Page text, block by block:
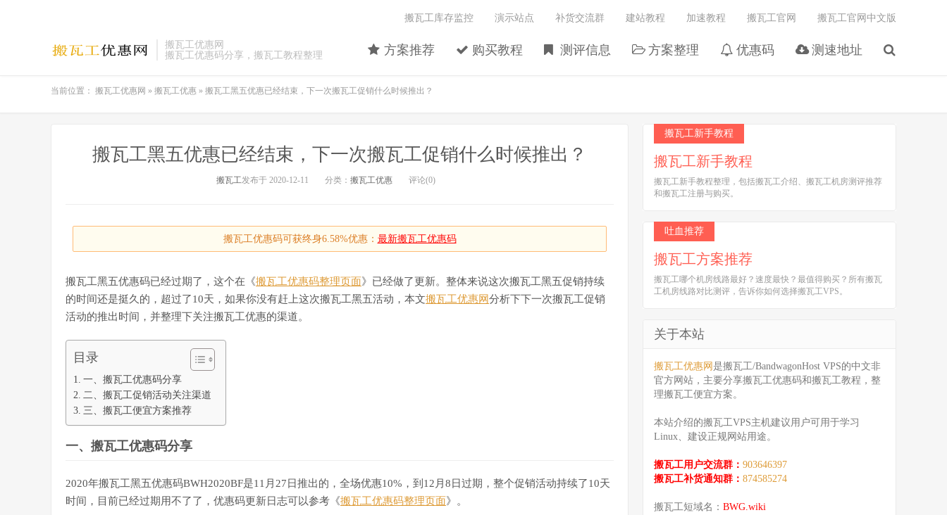
搬瓦工优惠网
搬瓦工优惠码分享，搬瓦工教程整理
方案推荐 购买教程 测评信息 方案整理 优惠码 测速地址
搬瓦工库存监控 演示站点 补货交流群 建站教程 加速教程 搬瓦工官网 搬瓦工官网中文版
当前位置： 搬瓦工优惠网 » 搬瓦工优惠 » 搬瓦工黑五优惠已经结束，下一次搬瓦工促销什么时候推出？
搬瓦工黑五优惠已经结束，下一次搬瓦工促销什么时候推出？
搬瓦工发布于 2020-12-11 分类： 搬瓦工优惠 评论(0)
搬瓦工优惠码可获终身6.58%优惠： 最新搬瓦工优惠码
搬瓦工黑五优惠码已经过期了，这个在《搬瓦工优惠码整理页面》已经做了更新。整体来说这次搬瓦工黑五促销持续
的时间还是挺久的，超过了10天，如果你没有赶上这次搬瓦工黑五活动，本文搬瓦工优惠网分析下下一次搬瓦工促销
活动的推出时间，并整理下关注搬瓦工优惠的渠道。
目录
一、搬瓦工优惠码分享
二、搬瓦工促销活动关注渠道
三、搬瓦工便宜方案推荐
一、搬瓦工优惠码分享
2020年搬瓦工黑五优惠码BWH2020BF是11月27日推出的，全场优惠10%，到12月8日过期，整个促销活动持续了10天
时间，目前已经过期用不了了，优惠码更新日志可以参考《搬瓦工优惠码整理页面》。
搬瓦工新手教程
搬瓦工新手教程
搬瓦工新手教程整理，包括搬瓦工介绍、搬瓦工机房测评推荐
和搬瓦工注册与购买。
吐血推荐
搬瓦工方案推荐
搬瓦工哪个机房线路最好？速度最快？最值得购买？所有搬瓦
工机房线路对比测评，告诉你如何选择搬瓦工VPS。
关于本站
搬瓦工优惠网 是搬瓦工/BandwagonHost VPS的中文非
官方网站，主要分享搬瓦工优惠码和搬瓦工教程，整
理搬瓦工便宜方案。
本站介绍的搬瓦工VPS主机建议用户可用于学习
Linux、建设正规网站用途。
搬瓦工用户交流群： 903646397
搬瓦工补货通知群： 874585274
搬瓦工短域名： BWG.wiki